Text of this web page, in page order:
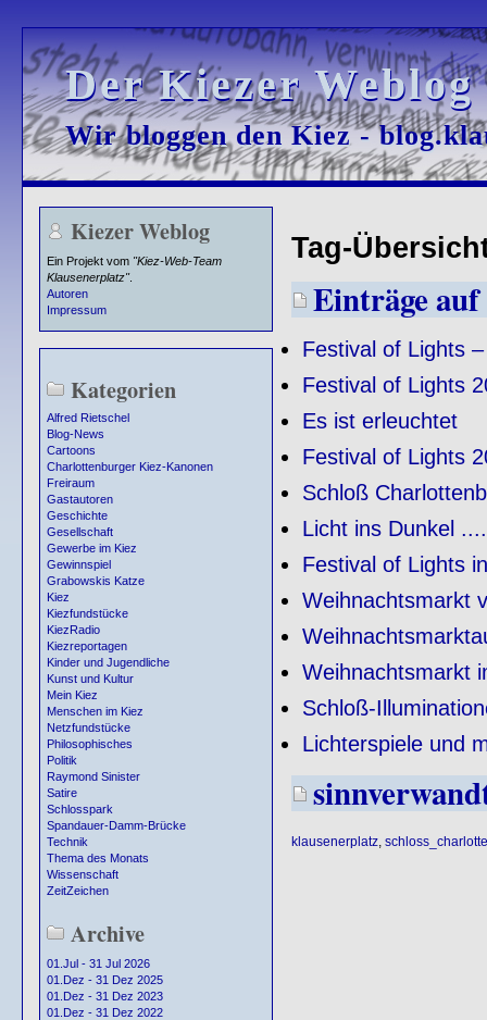
Der Kiezer
Der Kiezer
Wir bloggen den Kiez -
Wir bloggen den Kiez -
Kiezer Weblog
Ein Projekt vom "Kiez-Web-Team
Klausenerplatz".
Autoren
Impressum
Kategorien
Alfred Rietschel
Blog-News
Cartoons
Charlottenburger Kiez-Kanonen
Freiraum
Gastautoren
Geschichte
Gesellschaft
Gewerbe im Kiez
Gewinnspiel
Grabowskis Katze
Kiez
Kiezfundstücke
KiezRadio
Kiezreportagen
Kinder und Jugendliche
Kunst und Kultur
Mein Kiez
Menschen im Kiez
Netzfundstücke
Philosophisches
Politik
Raymond Sinister
Satire
Schlosspark
Spandauer-Damm-Brücke
Technik
Thema des Monats
Wissenschaft
ZeitZeichen
Archive
01.Jul - 31 Jul 2026
01.Dez - 31 Dez 2025
01.Dez - 31 Dez 2023
01.Dez - 31 Dez 2022
Tag-
Einträge
Festival of Lights
Festival of Lights
Es ist erleuchtet
Festival of Lights
Schloß
Licht ins Dunkel ....
Festival of Lights
Weihnachtsmarkt
Weihnachtsmarkt
Schloß-
Lichterspiele und
klausenerplatz,